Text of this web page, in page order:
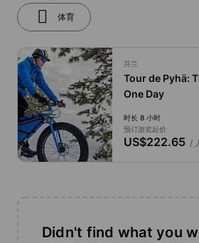
体育
芬兰
Tour de Pyhä:
One Day
时长 8 小时
预订游览起价
US$222.65/
Didn't find what you